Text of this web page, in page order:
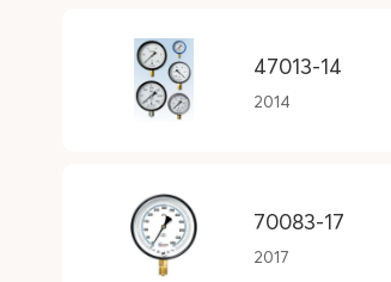
47013-14
2014
70083-17
2017